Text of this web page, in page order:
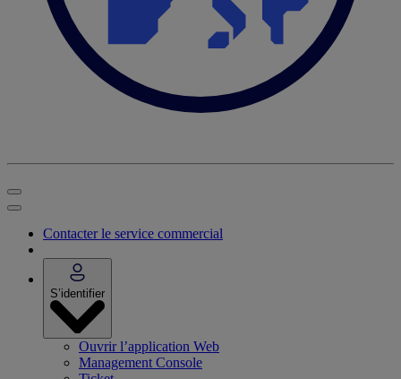
Contacter le service commercial
S’identifier
Ouvrir l’application Web
Management Console